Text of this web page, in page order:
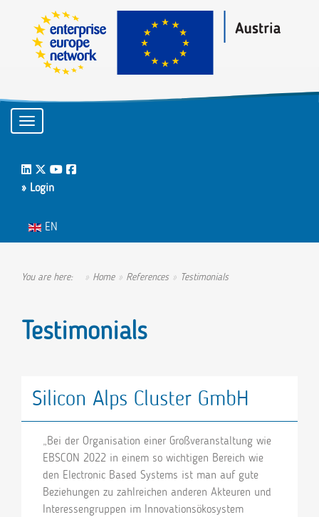
Toggle navigation
LinkedIn
Twitter
Youtube
Facebook
» Login
Select your language
EN
You are here: Home References Testimonials
Testimonials
Silicon Alps Cluster GmbH
„Bei der Organisation einer Großveranstaltung wie
EBSCON 2022 in einem so wichtigen Bereich wie
den Electronic Based Systems ist man auf gute
Beziehungen zu zahlreichen anderen Akteuren und
Interessengruppen im Innovationsökosystem